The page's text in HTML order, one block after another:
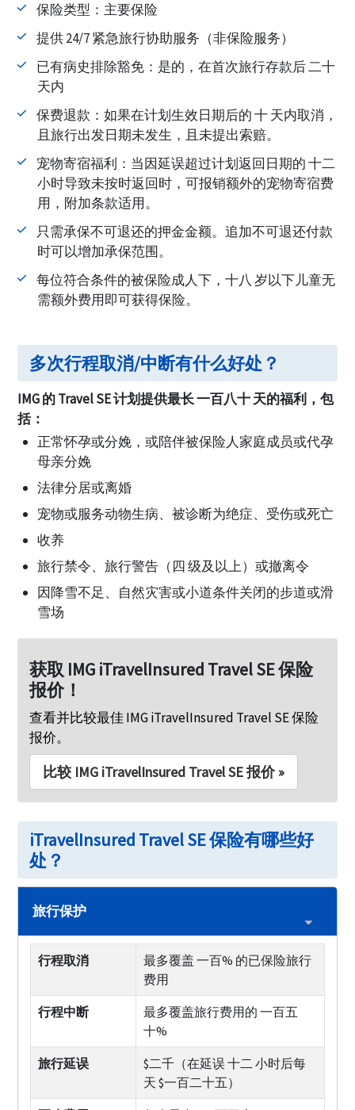
保险类型：主要保险
提供 24/7 紧急旅行协助服务（非保险服务）
已有病史排除豁免：是的，在首次旅行存款后 二十
天内
保费退款：如果在计划生效日期后的 十 天内取消，
且旅行出发日期未发生，且未提出索赔。
宠物寄宿福利：当因延误超过计划返回日期的 十二
小时导致未按时返回时，可报销额外的宠物寄宿费
用，附加条款适用。
只需承保不可退还的押金金额。追加不可退还付款
时可以增加承保范围。
每位符合条件的被保险成人下，十八 岁以下儿童无
需额外费用即可获得保险。
多次行程取消/中断有什么好处？
IMG 的 Travel SE 计划提供最长 一百八十 天的福利，包
括：
正常怀孕或分娩，或陪伴被保险人家庭成员或代孕
母亲分娩
法律分居或离婚
宠物或服务动物生病、被诊断为绝症、受伤或死亡
收养
旅行禁令、旅行警告（四 级及以上）或撤离令
因降雪不足、自然灾害或小道条件关闭的步道或滑
雪场
获取 IMG iTravelInsured Travel SE 保险
报价！
查看并比较最佳 IMG iTravelInsured Travel SE 保险
报价。
比较 IMG iTravelInsured Travel SE 报价 »
iTravelInsured Travel SE 保险有哪些好
处？
旅行保护
行程取消
最多覆盖 一百% 的已保险旅行
费用
行程中断
最多覆盖旅行费用的 一百五
十%
旅行延误
$二千（在延误 十二 小时后每
天 $一百二十五）